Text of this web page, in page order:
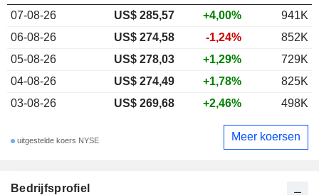
Bedrijfsprofiel
07-08-26
US$ 285,57 +4,00%
941K
06-08-26
US$ 274,58 -1,24%
852K
05-08-26
US$ 278,03 +1,29%
729K
04-08-26
US$ 274,49 +1,78%
825K
03-08-26
US$ 269,68 +2,46% 498K
uitgestelde koers NYSE Meer koersen